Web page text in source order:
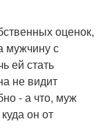
оценок,
мужчину с
ей стать
не видит
- а что, муж
он от